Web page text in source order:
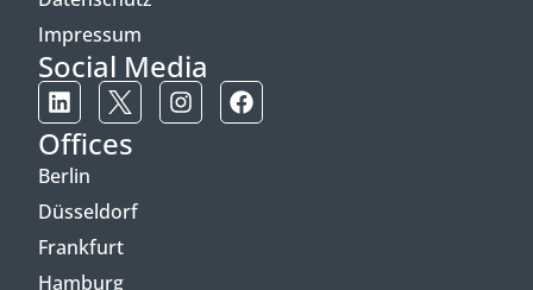
Impressum
Social Media
Offices
Berlin
Düsseldorf
Frankfurt
Hamburg